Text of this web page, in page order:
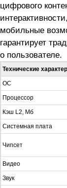
цифрового
мобильные
гарантирует
о пользователе.
Технические
ОС
Процессор
Кэш L2, Мб
Системная плата
Чипсет
Видео
Звук